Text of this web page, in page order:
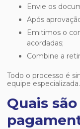
Envie os
Após
Emitimos o contrato com datas e condições
acordadas;
Combine a
Todo o processo é
equipe especializada.
Quais